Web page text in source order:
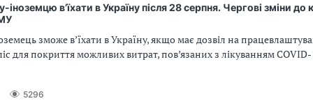
іноземцю в’їхати в Україну після 28 серпня. Чергові зміни до
зможе в’їхати в Україну, якщо має дозвіл на
для покриття можливих витрат, пов’язаних з лікуванням СОVID-
5296